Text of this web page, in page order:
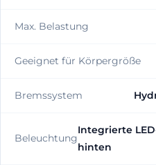
Max. Belastung
Geeignet für Körpergröße
Bremssystem
Beleuchtung
Integrierte
hinten